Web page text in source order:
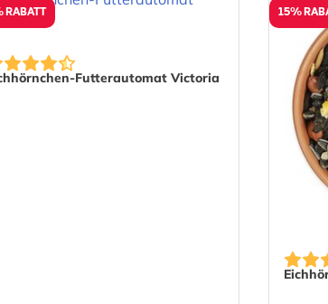
RABATT
Futterautomat Victoria
15%